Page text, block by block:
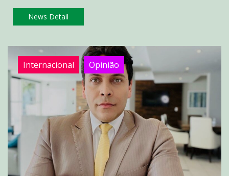
News Detail
Internacional Opinião